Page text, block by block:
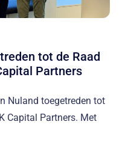
tot de Raad
Partners
Nuland toegetreden tot
Capital Partners. Met